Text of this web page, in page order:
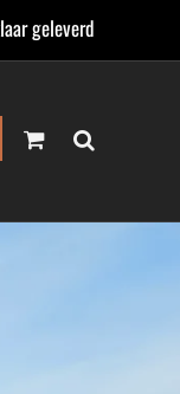
geleverd